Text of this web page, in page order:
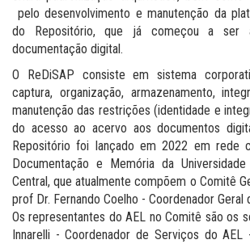
pelo desenvolvimento e manutenção da
do Repositório, que já começou a ser
documentação digital.
O ReDiSAP consiste em sistema
captura, organização, armazenamento,
manutenção das restrições (identidade e
do acesso ao acervo aos documentos
Repositório foi lançado em 2022 em rede
Documentação e Memória da
Central, que atualmente compõem o Comitê
prof Dr. Fernando Coelho - Coordenador Geral
Os representantes do AEL no Comitê são os
Innarelli - Coordenador de Serviços do